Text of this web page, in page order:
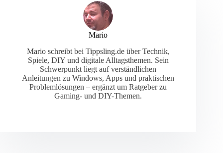
Mario
Mario schreibt bei Tippsling.de über Technik,
Spiele, DIY und digitale Alltagsthemen. Sein
Schwerpunkt liegt auf verständlichen
Anleitungen zu Windows, Apps und praktischen
Problemlösungen – ergänzt um Ratgeber zu
Gaming- und DIY-Themen.